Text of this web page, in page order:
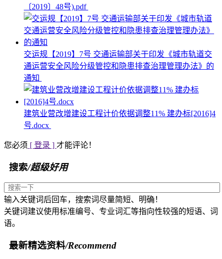
〔2019〕48号).pdf
交运规【2019】7号 交通运输部关于印发《城市轨道交
通运营安全风险分级管控和隐患排查治理管理办法》的
通知
建筑业营改增建设工程计价依据调整11% 建办标[2016]4
号.docx
您必须 [ 登录 ] 才能评论！
搜索/超级好用
输入关键词后回车，搜索词尽量简短、明确！
关键词建议使用标准编号、专业词汇等指向性较强的短语、词
语。
最新精选资料/Recommend